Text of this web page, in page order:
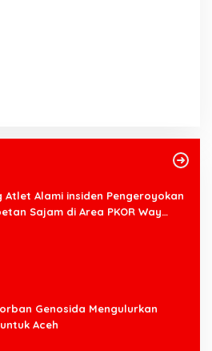
Atlet Alami insiden Pengeroyokan
Sajam di Area PKOR Way
Genosida Mengulurkan
Aceh